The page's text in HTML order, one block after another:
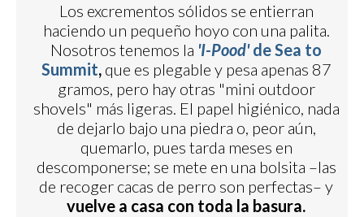
Los excrementos sólidos se entierran
haciendo un pequeño hoyo con una palita.
Nosotros tenemos la 'I-Pood'de Sea to
Summit,que es plegable y pesa apenas 87
gramos, pero hay otras "mini outdoor
shovels" más ligeras. El papel higiénico, nada
de dejarlo bajo una piedra o, peor aún,
quemarlo, pues tarda meses en
descomponerse; se mete en una bolsita –las
de recoger cacas de perro son perfectas– y
vuelve a casa con toda la basura.